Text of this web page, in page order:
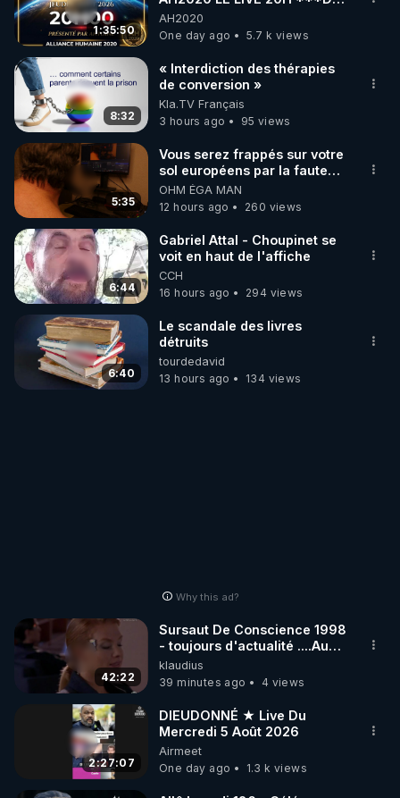
1:35:50
06/08/2026***
AH2020
One day ago
5.7 k views
8:32
« Interdiction des thérapies
de conversion »
Kla.TV Français
3 hours ago
95 views
5:35
Vous serez frappés sur votre
sol européens par la faute
des dirigeants qui s'en
mettent dans le nez
OHM ÉGA MAN
12 hours ago
260 views
6:44
Gabriel Attal - Choupinet se
voit en haut de l'affiche
CCH
16 hours ago
294 views
6:40
Le scandale des livres
détruits
tourdedavid
13 hours ago
134 views
Why this ad?
42:22
Sursaut De Conscience 1998
- toujours d'actualité ....Au
Dela Du Réel
klaudius
39 minutes ago
4 views
2:27:07
DIEUDONNÉ ★ Live Du
Mercredi 5 Août 2026
Airmeet
One day ago
1.3 k views